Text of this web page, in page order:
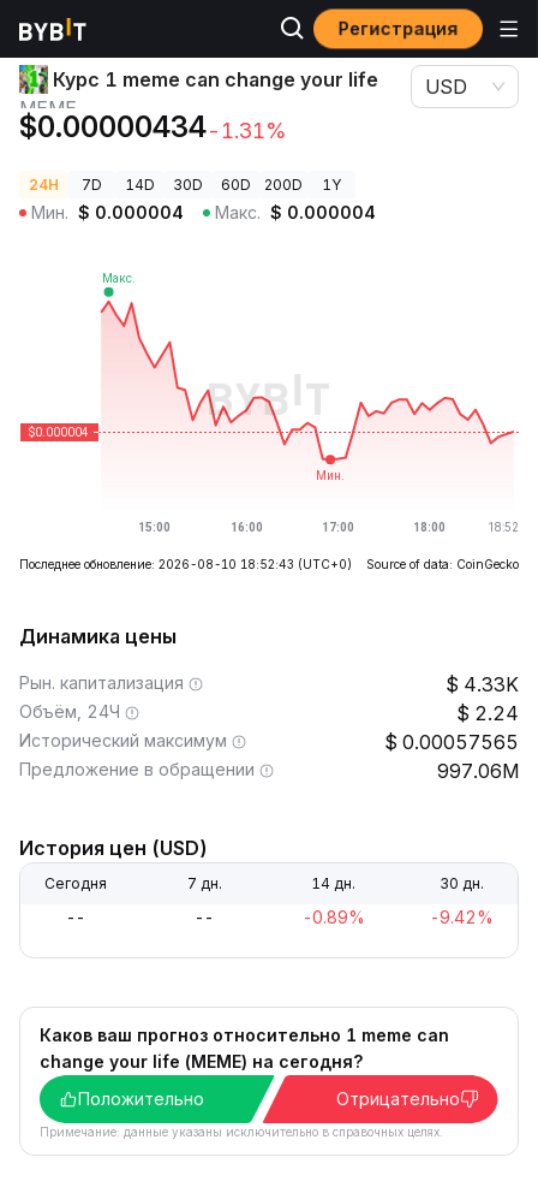
Регистрация
Цены криптовалют Курс 1 meme can change your life MEME
Курс 1 meme can change your life
MEME
$0.00000434-1.31%
USD
24H 7D 14D 30D 60D 200D 1Y
Мин. $ 0.000004 Макс. $ 0.000004
Последнее обновление: 2026-08-10 18:52:43 (UTC+0) Source of data: CoinGecko
Динамика цены
Рын. капитализация 4.33K
Объём, 24Ч 2.24
Исторический максимум 0.00057565
Предложение в обращении 997.06M
История цен (USD)
Сегодня 7 дн. 14 дн. 30 дн.
-- -- -0.89% -9.42%
Каков ваш прогноз относительно 1 meme can
change your life (MEME) на сегодня?
Положительно
Отрицательно
Примечание: данные указаны исключительно в справочных целях.